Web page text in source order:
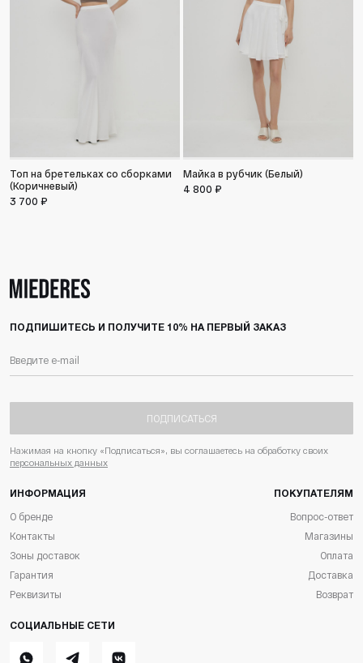
Топ на бретельках со сборками
(Коричневый)
3 700 ₽
Майка в рубчик (Белый)
4 800 ₽
ПОДПИШИТЕСЬ И ПОЛУЧИТЕ 10% НА ПЕРВЫЙ ЗАКАЗ
ПОДПИСАТЬСЯ
Нажимая на кнопку «Подписаться», вы соглашаетесь на обработку своих
персональных данных
ИНФОРМАЦИЯ
О бренде
Контакты
Зоны доставок
Гарантия
Реквизиты
ПОКУПАТЕЛЯМ
Вопрос-ответ
Магазины
Оплата
Доставка
Возврат
СОЦИАЛЬНЫЕ СЕТИ